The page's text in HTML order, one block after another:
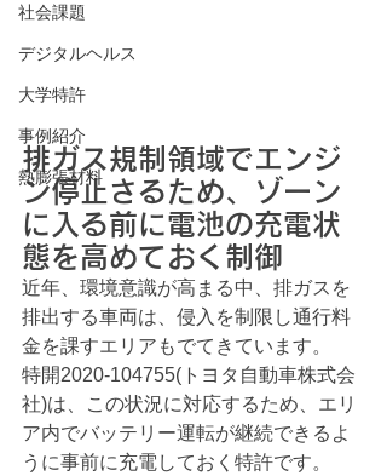
社会課題
デジタルヘルス
大学特許
事例紹介
熱膨張材料
排ガス規制領域でエンジ
ン停止さるため、ゾーン
に入る前に電池の充電状
態を高めておく制御
近年、環境意識が高まる中、排ガスを
排出する車両は、侵入を制限し通行料
金を課すエリアもでてきています。
特開2020-104755(トヨタ自動車株式会
社)は、この状況に対応するため、エリ
ア内でバッテリー運転が継続できるよ
うに事前に充電しておく特許です。